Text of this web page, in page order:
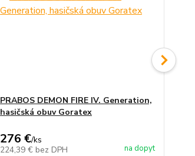
PRABOS DEMON FIRE IV. Generation,
hasičská obuv Goratex
276 €/ks
224,39 € bez DPH na dopyt